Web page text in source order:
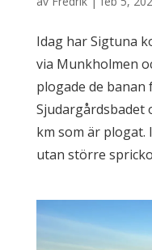
Idag har Sigtuna
via Munkholmen
plogade de
Sjudargårdsbadet
km som är plogat.
utan större